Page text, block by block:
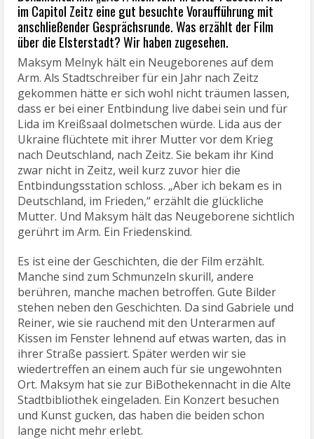
im Capitol Zeitz eine gut besuchte Voraufführung mit
anschließender Gesprächsrunde. Was erzählt der Film
über die Elsterstadt? Wir haben zugesehen.
Maksym Melnyk hält ein Neugeborenes auf dem
Arm. Als Stadtschreiber für ein Jahr nach Zeitz
gekommen hätte er sich wohl nicht träumen lassen,
dass er bei einer Entbindung live dabei sein und für
Lida im Kreißsaal dolmetschen würde. Lida aus der
Ukraine flüchtete mit ihrer Mutter vor dem Krieg
nach Deutschland, nach Zeitz. Sie bekam ihr Kind
zwar nicht in Zeitz, weil kurz zuvor hier die
Entbindungsstation schloss. „Aber ich bekam es in
Deutschland, im Frieden,“ erzählt die glückliche
Mutter. Und Maksym hält das Neugeborene sichtlich
gerührt im Arm. Ein Friedenskind.
Es ist eine der Geschichten, die der Film erzählt.
Manche sind zum Schmunzeln skurill, andere
berühren, manche machen betroffen. Gute Bilder
stehen neben den Geschichten. Da sind Gabriele und
Reiner, wie sie rauchend mit den Unterarmen auf
Kissen im Fenster lehnend auf etwas warten, das in
ihrer Straße passiert. Später werden wir sie
wiedertreffen an einem auch für sie ungewohnten
Ort. Maksym hat sie zur BiBothekennacht in die Alte
Stadtbibliothek eingeladen. Ein Konzert besuchen
und Kunst gucken, das haben die beiden schon
lange nicht mehr erlebt.